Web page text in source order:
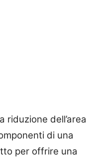
dell’area
di una
per offrire una